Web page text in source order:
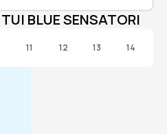
BLUE SENSATORI
11 12 13 14